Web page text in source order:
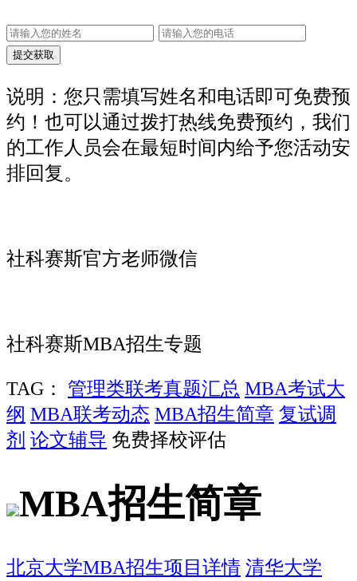
说明：您只需填写姓名和电话即可免费预
约！也可以通过拨打热线免费预约，我们
的工作人员会在最短时间内给予您活动安
排回复。
社科赛斯官方老师微信
社科赛斯MBA招生专题
TAG： 管理类联考真题汇总 MBA考试大
纲 MBA联考动态 MBA招生简章 复试调
剂 论文辅导 免费择校评估
MBA招生简章
北京大学MBA招生项目详情 清华大学